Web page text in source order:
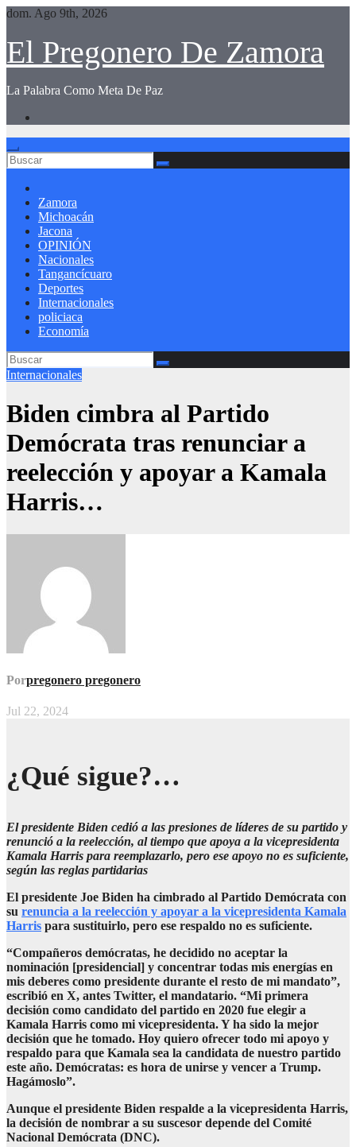
Saltar
contenido
dom. Ago 9th, 2026
El Pregonero De Zamora
La Palabra Como Meta De Paz
Zamora
Michoacán
Jacona
OPINIÓN
Nacionales
Tangancícuaro
Deportes
Internacionales
policiaca
Economía
Internacionales
Biden cimbra al Partido
Demócrata tras renunciar a
reelección y apoyar a Kamala
Harris…
Porpregonero pregonero
Jul 22, 2024
¿Qué sigue?…
El presidente Biden cedió a las presiones de líderes de su partido y
renunció a la reelección, al tiempo que apoya a la vicepresidenta
Kamala Harris para reemplazarlo, pero ese apoyo no es suficiente,
según las reglas partidarias
El presidente Joe Biden ha cimbrado al Partido Demócrata con
su renuncia a la reelección y apoyar a la vicepresidenta Kamala
Harris para sustituirlo, pero ese respaldo no es suficiente.
“Compañeros demócratas, he decidido no aceptar la
nominación [presidencial] y concentrar todas mis energías en
mis deberes como presidente durante el resto de mi mandato”,
escribió en X, antes Twitter, el mandatario. “Mi primera
decisión como candidato del partido en 2020 fue elegir a
Kamala Harris como mi vicepresidenta. Y ha sido la mejor
decisión que he tomado. Hoy quiero ofrecer todo mi apoyo y
respaldo para que Kamala sea la candidata de nuestro partido
este año. Demócratas: es hora de unirse y vencer a Trump.
Hagámoslo”.
Aunque el presidente Biden respalde a la vicepresidenta Harris,
la decisión de nombrar a su suscesor depende del Comité
Nacional Demócrata (DNC).